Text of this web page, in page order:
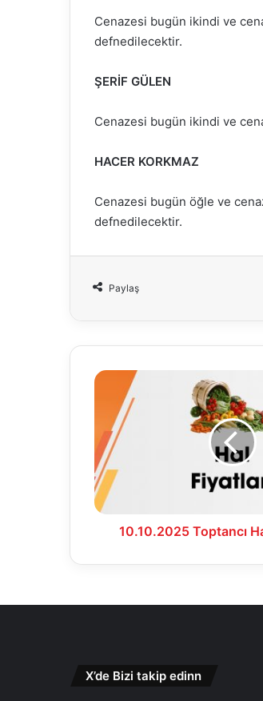
Cenazesi bugün ikindi ve
defnedilecektir.
ŞERİF GÜLEN
Cenazesi bugün ikindi ve
HACER KORKMAZ
Cenazesi bugün öğle ve
defnedilecektir.
Paylaş
10.10.2025
Toptancı
Fiyat
Listesi
10.10.2025 Toptancı
X’de Bizi takip edinn